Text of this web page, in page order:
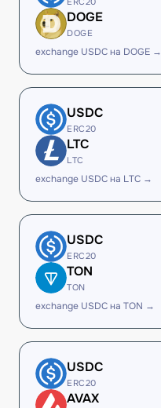
DOGE
DOGE
exchange USDC на DOGE →
USDC
ERC20
LTC
LTC
exchange USDC на LTC →
USDC
ERC20
TON
TON
exchange USDC на TON →
USDC
ERC20
AVAX